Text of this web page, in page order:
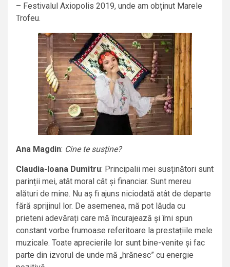
– Festivalul Axiopolis 2019, unde am obținut Marele
Trofeu.
Ana Magdin: Cine te susține?
Claudia-Ioana Dumitru: Principalii mei susținători sunt
parinții mei, atât moral cât și financiar. Sunt mereu
alături de mine. Nu aș fi ajuns niciodată atât de departe
fără sprijinul lor. De asemenea, mă pot lăuda cu
prieteni adevărați care mă încurajează și îmi spun
constant vorbe frumoase referitoare la prestațiile mele
muzicale. Toate aprecierile lor sunt bine-venite și fac
parte din izvorul de unde mă „hrănesc” cu energie